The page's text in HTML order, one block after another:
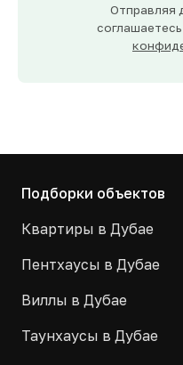
Отправляя
Подборки объектов
Квартиры в Дубае
Пентхаусы в Дубае
Виллы в Дубае
Таунхаусы в Дубае